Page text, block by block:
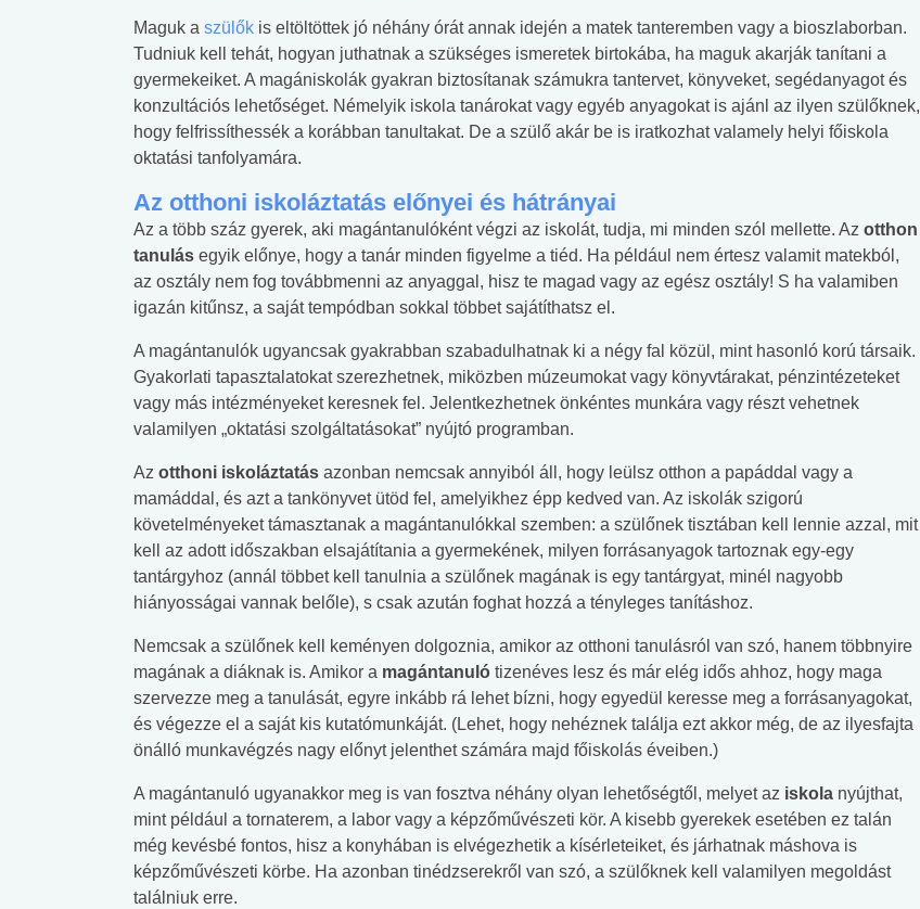
Maguk a szülők is eltöltöttek jó néhány órát annak idején a matek tanteremben vagy a bioszlaborban.
Tudniuk kell tehát, hogyan juthatnak a szükséges ismeretek birtokába, ha maguk akarják tanítani a
gyermekeiket. A magániskolák gyakran biztosítanak számukra tantervet, könyveket, segédanyagot és
konzultációs lehetőséget. Némelyik iskola tanárokat vagy egyéb anyagokat is ajánl az ilyen szülőknek,
hogy felfrissíthessék a korábban tanultakat. De a szülő akár be is iratkozhat valamely helyi főiskola
oktatási tanfolyamára.
Az otthoni iskoláztatás előnyei és hátrányai
Az a több száz gyerek, aki magántanulóként végzi az iskolát, tudja, mi minden szól mellette. Az otthon
tanulás egyik előnye, hogy a tanár minden figyelme a tiéd. Ha például nem értesz valamit matekból,
az osztály nem fog továbbmenni az anyaggal, hisz te magad vagy az egész osztály! S ha valamiben
igazán kitűnsz, a saját tempódban sokkal többet sajátíthatsz el.
A magántanulók ugyancsak gyakrabban szabadulhatnak ki a négy fal közül, mint hasonló korú társaik.
Gyakorlati tapasztalatokat szerezhetnek, miközben múzeumokat vagy könyvtárakat, pénzintézeteket
vagy más intézményeket keresnek fel. Jelentkezhetnek önkéntes munkára vagy részt vehetnek
valamilyen „oktatási szolgáltatásokat” nyújtó programban.
Az otthoni iskoláztatás azonban nemcsak annyiból áll, hogy leülsz otthon a papáddal vagy a
mamáddal, és azt a tankönyvet ütöd fel, amelyikhez épp kedved van. Az iskolák szigorú
követelményeket támasztanak a magántanulókkal szemben: a szülőnek tisztában kell lennie azzal, mit
kell az adott időszakban elsajátítania a gyermekének, milyen forrásanyagok tartoznak egy-egy
tantárgyhoz (annál többet kell tanulnia a szülőnek magának is egy tantárgyat, minél nagyobb
hiányosságai vannak belőle), s csak azután foghat hozzá a tényleges tanításhoz.
Nemcsak a szülőnek kell keményen dolgoznia, amikor az otthoni tanulásról van szó, hanem többnyire
magának a diáknak is. Amikor a magántanuló tizenéves lesz és már elég idős ahhoz, hogy maga
szervezze meg a tanulását, egyre inkább rá lehet bízni, hogy egyedül keresse meg a forrásanyagokat,
és végezze el a saját kis kutatómunkáját. (Lehet, hogy nehéznek találja ezt akkor még, de az ilyesfajta
önálló munkavégzés nagy előnyt jelenthet számára majd főiskolás éveiben.)
A magántanuló ugyanakkor meg is van fosztva néhány olyan lehetőségtől, melyet az iskola nyújthat,
mint például a tornaterem, a labor vagy a képzőművészeti kör. A kisebb gyerekek esetében ez talán
még kevésbé fontos, hisz a konyhában is elvégezhetik a kísérleteiket, és járhatnak máshova is
képzőművészeti körbe. Ha azonban tinédzserekről van szó, a szülőknek kell valamilyen megoldást
találniuk erre.
#Zöldövezet
Mekkora az ökológiai
lábnyomod?
#Betegségek
Elsősegély
tudásteszt
#Suli, munka
Angol középfokú
nyelvvizsga teszt -
No.42
#Suli, munka
Internet-függőség
teszt